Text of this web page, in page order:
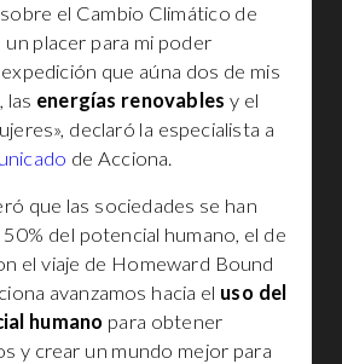
el Cambio Climático de
placer para mi poder
que aúna dos de mis
las energías renovables y el
declaró la especialista a
de Acciona.
que las sociedades se han
del potencial humano, el de
el viaje de Homeward Bound
avanzamos hacia el uso del
humano para obtener
y crear un mundo mejor para